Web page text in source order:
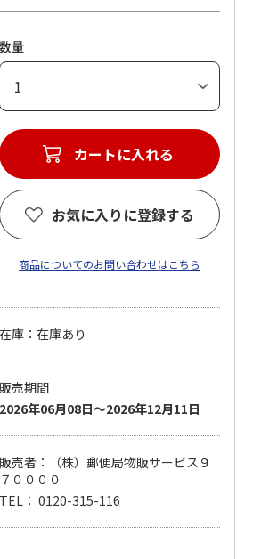
数量
カートに入れる
お気に入りに登録する
商品についてのお問い合わせはこちら
在庫：在庫あり
販売期間
2026年06月08日～2026年12月11日
販売者：（株）郵便局物販サービス９
７００００
TEL： 0120-315-116